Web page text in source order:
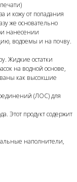
и кожу от попадания
же основательно
нанесении
водоемы и на почву.
Жидкие остатки
на водной основе,
как высохшие
(ЛОС) для
Этот продукт содержит
наполнители,